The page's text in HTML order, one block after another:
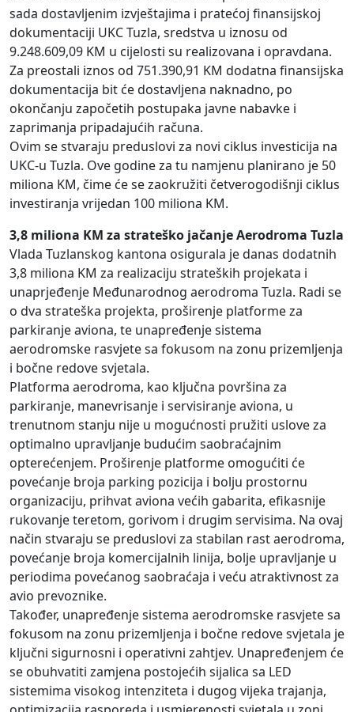
sada dostavljenim izvještajima i pratećoj finansijskoj
dokumentaciji UKC Tuzla, sredstva u iznosu od
9.248.609,09 KM u cijelosti su realizovana i opravdana.
Za preostali iznos od 751.390,91 KM dodatna finansijska
dokumentacija bit će dostavljena naknadno, po
okončanju započetih postupaka javne nabavke i
zaprimanja pripadajućih računa.
Ovim se stvaraju preduslovi za novi ciklus investicija na
UKC-u Tuzla. Ove godine za tu namjenu planirano je 50
miliona KM, čime će se zaokružiti četverogodišnji ciklus
investiranja vrijedan 100 miliona KM.
3,8 miliona KM za strateško jačanje Aerodroma Tuzla
Vlada Tuzlanskog kantona osigurala je danas dodatnih
3,8 miliona KM za realizaciju strateških projekata i
unaprjeđenje Međunarodnog aerodroma Tuzla. Radi se
o dva strateška projekta, proširenje platforme za
parkiranje aviona, te unapređenje sistema
aerodromske rasvjete sa fokusom na zonu prizemljenja
i bočne redove svjetala.
Platforma aerodroma, kao ključna površina za
parkiranje, manevrisanje i servisiranje aviona, u
trenutnom stanju nije u mogućnosti pružiti uslove za
optimalno upravljanje budućim saobraćajnim
opterećenjem. Proširenje platforme omogućiti će
povećanje broja parking pozicija i bolju prostornu
organizaciju, prihvat aviona većih gabarita, efikasnije
rukovanje teretom, gorivom i drugim servisima. Na ovaj
način stvaraju se preduslovi za stabilan rast aerodroma,
povećanje broja komercijalnih linija, bolje upravljanje u
periodima povećanog saobraćaja i veću atraktivnost za
avio prevoznike.
Također, unapređenje sistema aerodromske rasvjete sa
fokusom na zonu prizemljenja i bočne redove svjetala je
ključni sigurnosni i operativni zahtjev. Unapređenjem će
se obuhvatiti zamjena postojećih sijalica sa LED
sistemima visokog intenziteta i dugog vijeka trajanja,